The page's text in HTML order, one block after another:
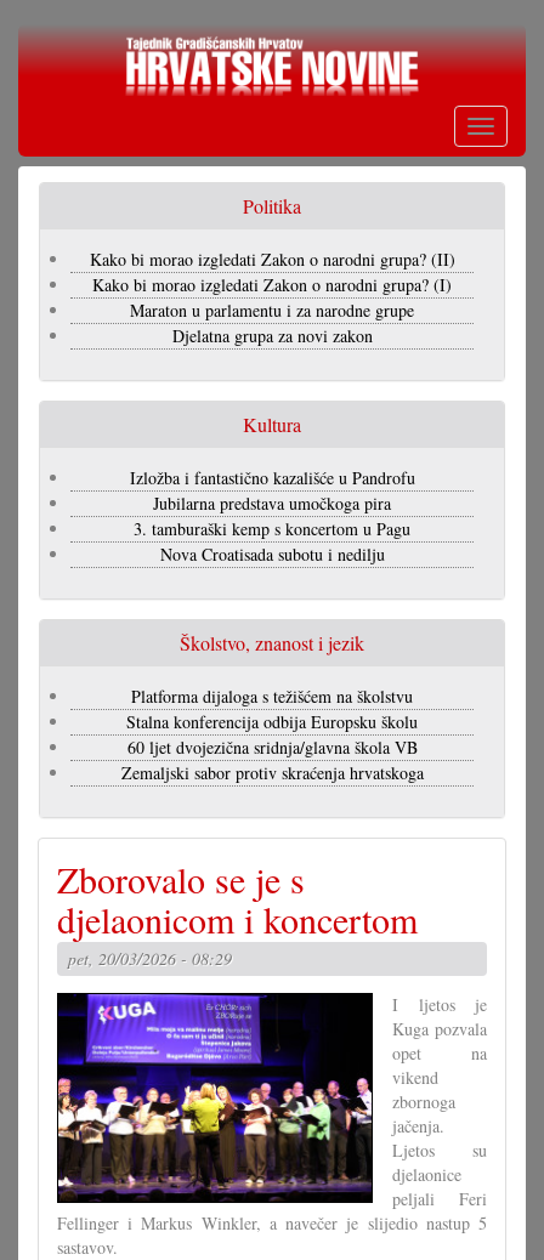
Skoči
Toggle
Politika
Kako bi morao izgledati Zakon o narodni grupa? (II)
Kako bi morao izgledati Zakon o narodni grupa? (I)
Maraton u parlamentu i za narodne grupe
Djelatna grupa za novi zakon
Kultura
Izložba i fantastično kazališće u Pandrofu
Jubilarna predstava umočkoga pira
3. tamburaški kemp s koncertom u Pagu
Nova Croatisada subotu i nedilju
Školstvo, znanost i jezik
Platforma dijaloga s težišćem na školstvu
Stalna konferencija odbija Europsku školu
60 ljet dvojezična sridnja/glavna škola VB
Zemaljski sabor protiv skraćenja hrvatskoga
Zborovalo se je s
djelaonicom i koncertom
pet, 20/03/2026 - 08:29
I ljetos je
Kuga pozvala
opet na
vikend
zbornoga
jačenja.
Ljetos su
djelaonice
peljali Feri
Fellinger i Markus Winkler, a navečer je slijedio nastup 5
sastavov.